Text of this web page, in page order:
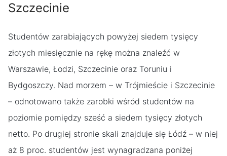
Szczecinie
Studentów zarabiających powyżej siedem tysięcy
złotych miesięcznie na rękę można znaleźć w
Warszawie, Łodzi, Szczecinie oraz Toruniu i
Bydgoszczy. Nad morzem – w Trójmieście i Szczecinie
– odnotowano także zarobki wśród studentów na
poziomie pomiędzy sześć a siedem tysięcy złotych
netto. Po drugiej stronie skali znajduje się Łódź – w niej
aż 8 proc. studentów jest wynagradzana poniżej